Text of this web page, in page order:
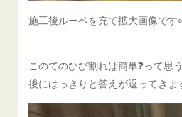
施工後ルーペを充て拡大画像です
このてのひび割れは簡単❓️って思
後にはっきりと答えが返ってきま